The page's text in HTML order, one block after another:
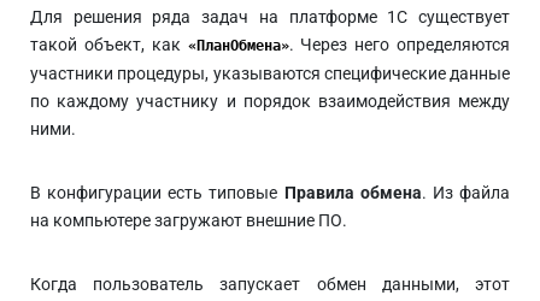
Для решения ряда задач на платформе 1С существует
такой объект, как «ПланОбмена». Через него определяются
участники процедуры, указываются специфические данные
по каждому участнику и порядок взаимодействия между
ними.
В конфигурации есть типовые Правила обмена. Из файла
на компьютере загружают внешние ПО.
Когда пользователь запускает обмен данными, этот